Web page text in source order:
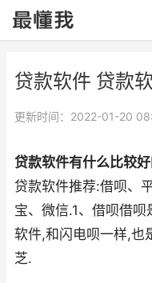
贷款软件 贷款
更新时间：2022-01-20
贷款软件有什么比较
贷款软件推荐:借呗、
宝、微信.1、借呗借
软件,和闪电呗一样,也
芝.